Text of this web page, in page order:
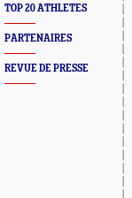
TOP 20 ATHLETES
PARTENAIRES
REVUE DE PRESSE